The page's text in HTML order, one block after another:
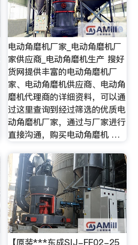
电动角磨机厂家_电动角磨机厂
家供应商_电动角磨机生产 搜好
货网提供丰富的电动角磨机厂
家、电动角磨机供应商、电动角
磨机代理商的详细资料，可以通
过这里查询到经过筛选的优质电
动角磨机厂家，通过与厂家进行
直接沟通，购买电动角磨机 …